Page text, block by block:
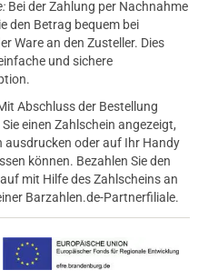
Bei der Zahlung per Nachnahme
den Betrag bequem bei
Ware an den Zusteller. Dies
und sichere
Abschluss der Bestellung
einen Zahlschein angezeigt,
ausdrucken oder auf Ihr Handy
können. Bezahlen Sie den
mit Hilfe des Zahlscheins an
Barzahlen.de-Partnerfiliale.